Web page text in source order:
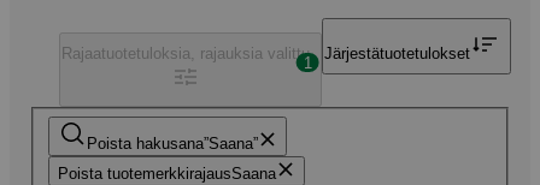
Poista hakusana Saana
Poista tuotemerkkirajausSaana
Rajaatuotetuloksia, rajauksia valittu
1
Järjestätuotetulokset